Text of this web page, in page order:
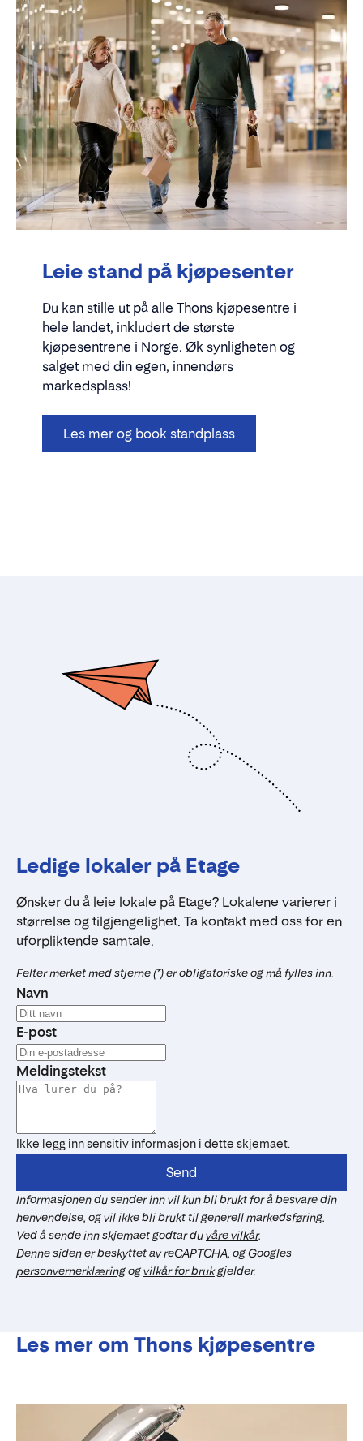
Leie stand på kjøpesenter
Du kan stille ut på alle Thons kjøpesentre i
hele landet, inkludert de største
kjøpesentrene i Norge. Øk synligheten og
salget med din egen, innendørs
markedsplass!
Les mer og book standplass
Ledige lokaler på Etage
Ønsker du å leie lokale på Etage? Lokalene varierer i
størrelse og tilgjengelighet. Ta kontakt med oss for en
uforpliktende samtale.
Felter merket med stjerne (*) er obligatoriske og må fylles inn.
Navn
E-post
Meldingstekst
Ikke legg inn sensitiv informasjon i dette skjemaet.
Informasjonen du sender inn vil kun bli brukt for å besvare din
henvendelse, og vil ikke bli brukt til generell markedsføring.
Ved å sende inn skjemaet godtar duvåre vilkår.
Denne siden er beskyttet av reCAPTCHA, og Googles
personvernerklæringogvilkår for brukgjelder.
Send
Les mer om Thons kjøpesentre